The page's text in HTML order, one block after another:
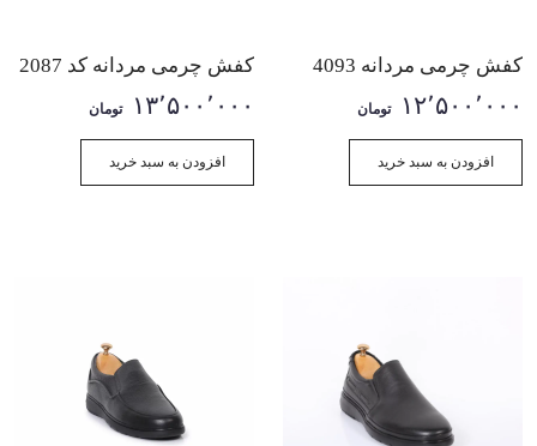
کفش چرمی مردانه 4093
۱۲٬۵۰۰٬۰۰۰ تومان
افزودن به سبد خرید
کفش چرمی مردانه کد 2087
۱۳٬۵۰۰٬۰۰۰ تومان
افزودن به سبد خرید